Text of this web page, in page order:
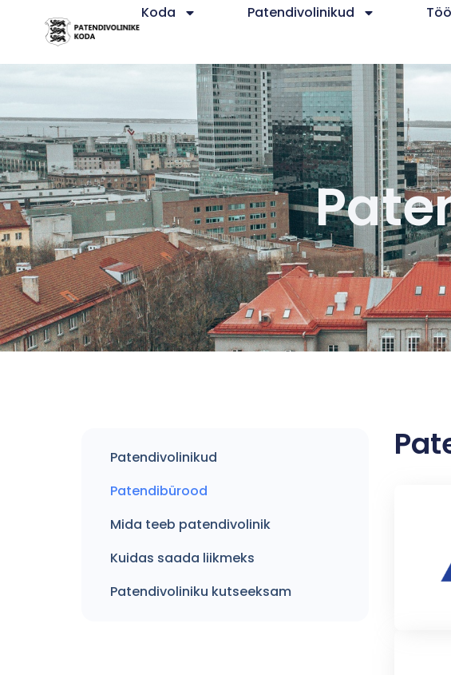
Koda Patendivolinikud
Patendivolinikud
Patendibürood
Mida teeb patendivolinik
Kuidas saada liikmeks
Patendivoliniku kutseeksam